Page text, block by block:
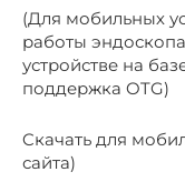
(Для мобильных
работы
устройстве на
поддержка OTG)
Cкачать для
сайта)